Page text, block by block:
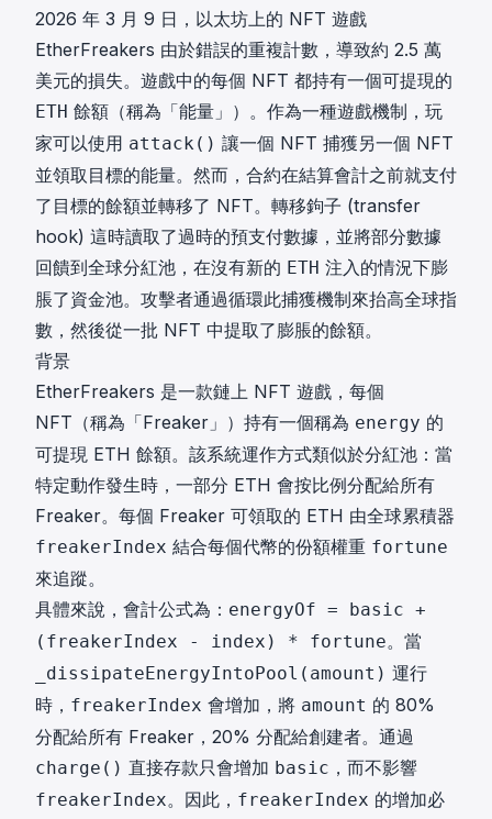
2026 年 3 月 9 日，以太坊上的 NFT 遊戲
EtherFreakers 由於錯誤的重複計數，導致約 2.5 萬
美元的損失。遊戲中的每個 NFT 都持有一個可提現的
ETH 餘額（稱為「能量」）。作為一種遊戲機制，玩
家可以使用 attack() 讓一個 NFT 捕獲另一個 NFT
並領取目標的能量。然而，合約在結算會計之前就支付
了目標的餘額並轉移了 NFT。轉移鉤子 (transfer
hook) 這時讀取了過時的預支付數據，並將部分數據
回饋到全球分紅池，在沒有新的 ETH 注入的情況下膨
脹了資金池。攻擊者通過循環此捕獲機制來抬高全球指
數，然後從一批 NFT 中提取了膨脹的餘額。
背景
EtherFreakers 是一款鏈上 NFT 遊戲，每個
NFT（稱為「Freaker」）持有一個稱為 energy 的
可提現 ETH 餘額。該系統運作方式類似於分紅池：當
特定動作發生時，一部分 ETH 會按比例分配給所有
Freaker。每個 Freaker 可領取的 ETH 由全球累積器
freakerIndex 結合每個代幣的份額權重 fortune
來追蹤。
具體來說，會計公式為： energyOf = basic +
(freakerIndex - index) * fortune。當
_dissipateEnergyIntoPool(amount) 運行
時， freakerIndex 會增加，將 amount 的 80%
分配給所有 Freaker，20% 分配給創建者。通過
charge() 直接存款只會增加 basic ，而不影響
freakerIndex。因此， freakerIndex 的增加必